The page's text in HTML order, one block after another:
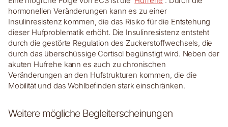
hormonellen Veränderungen kann es zu einer
Insulinresistenz kommen, die das Risiko für die Entstehung
dieser Hufproblematik erhöht. Die Insulinresistenz entsteht
durch die gestörte Regulation des Zuckerstoffwechsels, die
durch das überschüssige Cortisol begünstigt wird. Neben der
akuten Hufrehe kann es auch zu chronischen
Veränderungen an den Hufstrukturen kommen, die die
Mobilität und das Wohlbefinden stark einschränken.
Weitere mögliche Begleiterscheinungen